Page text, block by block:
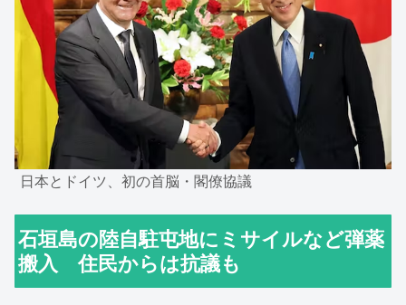
日本とドイツ、初の首脳・閣僚協議
石垣島の陸自駐屯地にミサイルなど弾薬
搬入 住民からは抗議も